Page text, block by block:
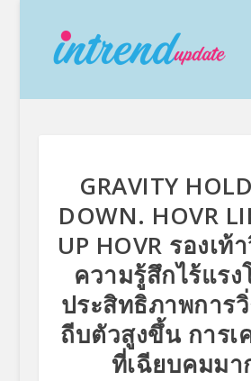
GRAVITY
DOWN. HOVR
UP HOVR รองเท้
ความรู้สึกไร้แร
ประสิทธิภาพการ
ถีบตัวสูงขึ้น การเ
ที่เฉียบคมม